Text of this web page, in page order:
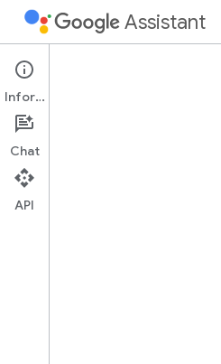
Assistant
Conversational Actions
Guias
Informações
Chat
API